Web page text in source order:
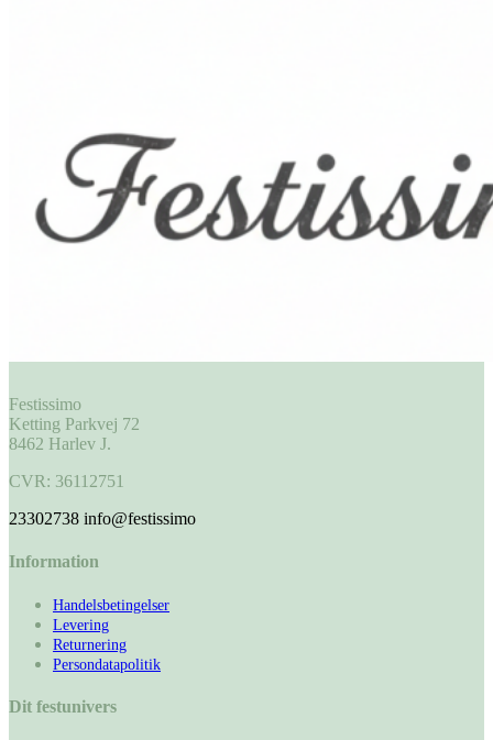
Festissimo
Ketting Parkvej 72
8462 Harlev J.
CVR: 36112751
23302738 info@festissimo
Information
Handelsbetingelser
Levering
Returnering
Persondatapolitik
Dit festunivers